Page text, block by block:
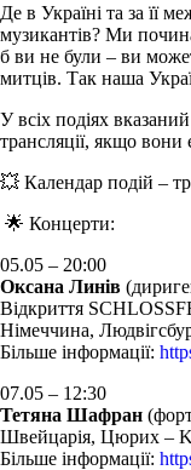
Де в Україні та за її
музикантів? Ми
б ви не були – ви
митців. Так наша
У всіх подіях
трансляції, якщо вони
💥 Календар подій –
🌟 Концерти:
05.05 – 20:00
Оксана Линів
Відкриття
Німеччина,
Більше інформації:
07.05 – 12:30
Тетяна Шафран
Швейцарія, Цюрих –
Більше інформації: